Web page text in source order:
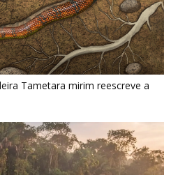
protege as margens dos rios
na floresta amazônica